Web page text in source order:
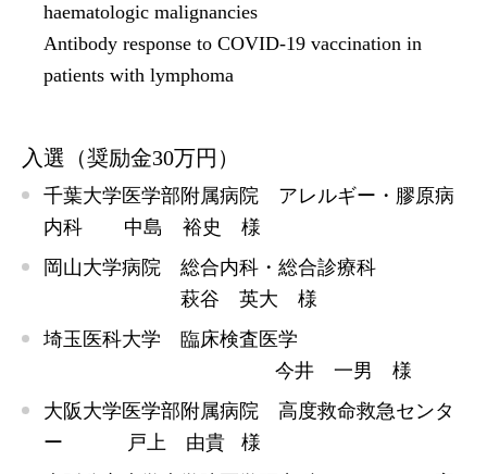
haematologic malignancies
Antibody response to COVID‑19 vaccination in
patients with lymphoma
入選（奨励金30万円）
千葉大学医学部附属病院 アレルギー・膠原病
内科 中島 裕史 様
岡山大学病院 総合内科・総合診療科
萩谷 英大 様
埼玉医科大学 臨床検査医学
今井 一男 様
大阪大学医学部附属病院 高度救命救急センタ
ー 戸上 由貴 様